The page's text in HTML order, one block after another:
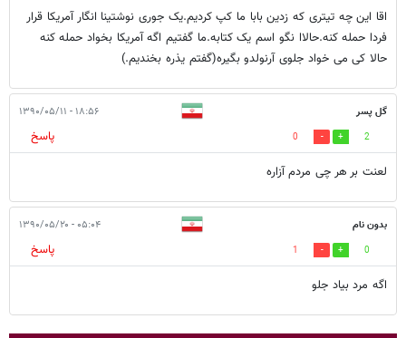
اقا این چه تیتری که زدین بابا ما کپ کردیم.یک جوری نوشتینا انگار آمریکا قرار
فردا حمله کنه.حالاا نگو اسم یک کتابه.ما گفتیم اگه آمریکا بخواد حمله کنه
حالا کی می خواد جلوی آرنولدو بگیره(گفتم یذره بخندیم.)
گل پسر ۱۸:۵۶ - ۱۳۹۰/۰۵/۱۱
2
0
پاسخ
لعنت بر هر چی مردم آزاره
بدون نام ۰۵:۰۴ - ۱۳۹۰/۰۵/۲۰
0
1
پاسخ
اگه مرد بیاد جلو